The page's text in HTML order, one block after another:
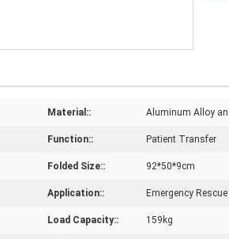
Material:: Aluminum Alloy
Function:: Patient Transfer
Folded Size:: 92*50*9cm
Application:: Emergency Rescue
Load Capacity:: 159kg